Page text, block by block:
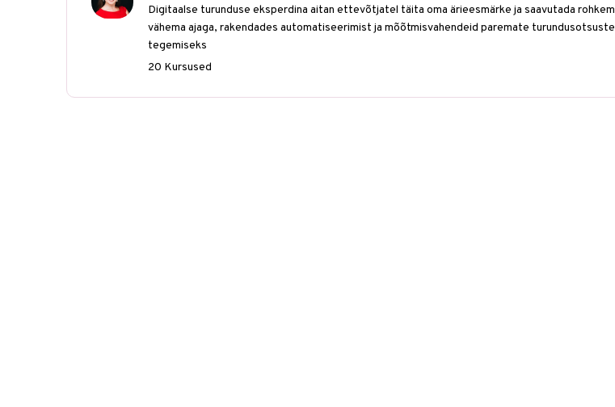
Digitaalse turunduse eksperdina aitan ettevõtjatel täita oma ärieesmärke ja saavutada rohkem
vähema ajaga, rakendades automatiseerimist ja mõõtmisvahendeid paremate turundusotsuste
tegemiseks
20 Kursused